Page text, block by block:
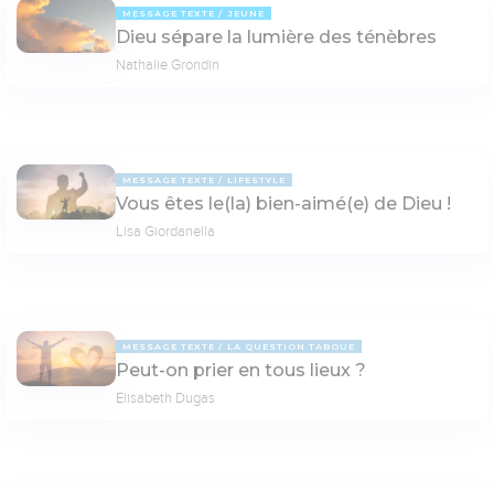
MESSAGE TEXTE JEUNE
Dieu sépare la lumière des ténèbres
Nathalie Grondin
MESSAGE TEXTE LIFESTYLE
Vous êtes le(la) bien-aimé(e) de Dieu !
Lisa Giordanella
MESSAGE TEXTE LA QUESTION TABOUE
Peut-on prier en tous lieux ?
Elisabeth Dugas